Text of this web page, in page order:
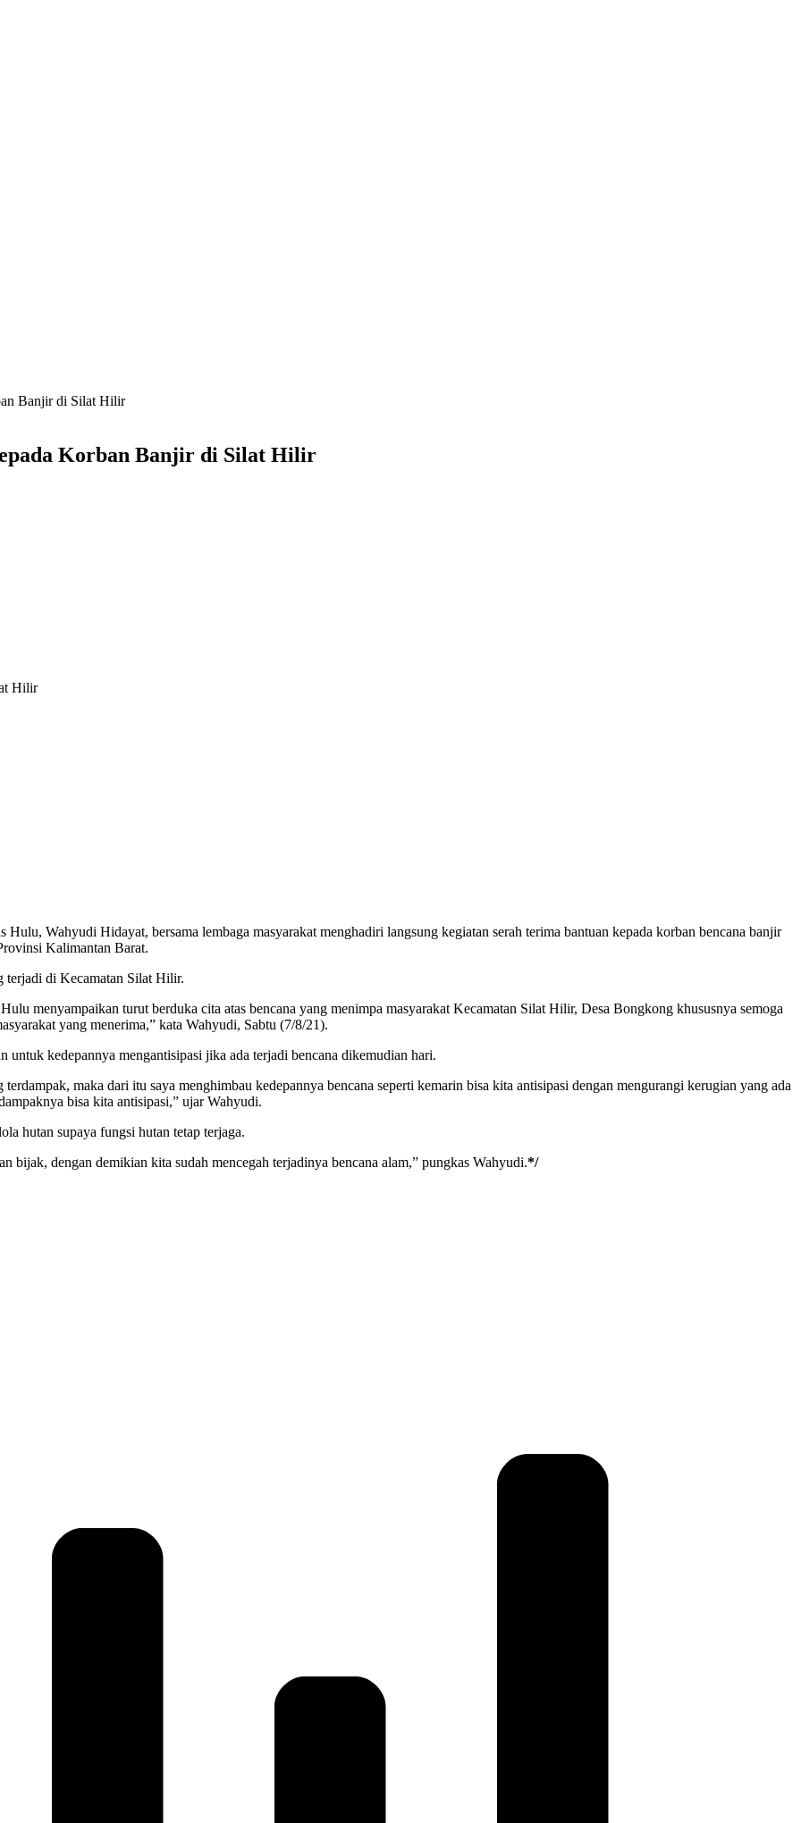
Banjir di Silat Hilir
Korban Banjir di Silat Hilir
Hilir
Wahyudi Hidayat, bersama lembaga masyarakat menghadiri langsung kegiatan serah terima bantuan kepada korban bencana banjir
Kalimantan Barat.
terjadi di Kecamatan Silat Hilir.
menyampaikan turut berduka cita atas bencana yang menimpa masyarakat Kecamatan Silat Hilir, Desa Bongkong khususnya semoga
yang menerima,” kata Wahyudi, Sabtu (7/8/21).
kedepannya mengantisipasi jika ada terjadi bencana dikemudian hari.
maka dari itu saya menghimbau kedepannya bencana seperti kemarin bisa kita antisipasi dengan mengurangi kerugian yang ada
bisa kita antisipasi,” ujar Wahyudi.
hutan supaya fungsi hutan tetap terjaga.
bijak, dengan demikian kita sudah mencegah terjadinya bencana alam,” pungkas Wahyudi.*/